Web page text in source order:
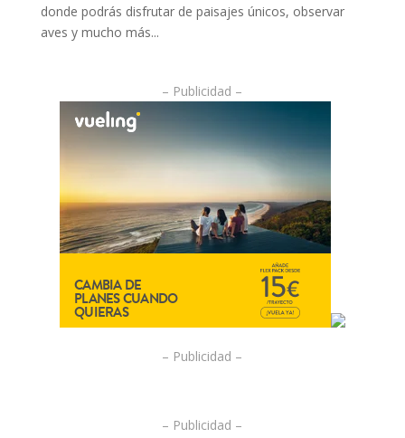
donde podrás disfrutar de paisajes únicos, observar
aves y mucho más...
– Publicidad –
– Publicidad –
– Publicidad –